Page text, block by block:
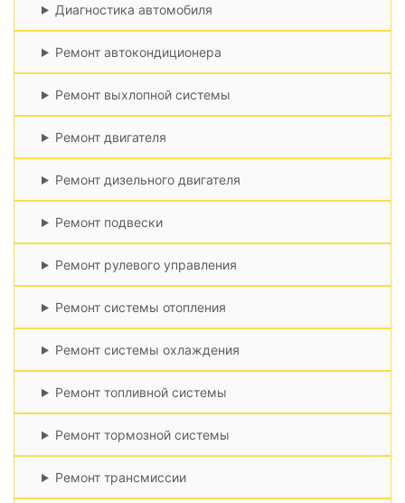
Диагностика автомобиля
Ремонт автокондиционера
Ремонт выхлопной системы
Ремонт двигателя
Ремонт дизельного двигателя
Ремонт подвески
Ремонт рулевого управления
Ремонт системы отопления
Ремонт системы охлаждения
Ремонт топливной системы
Ремонт тормозной системы
Ремонт трансмиссии